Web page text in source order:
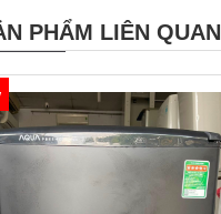
PHẨM LIÊN QUAN